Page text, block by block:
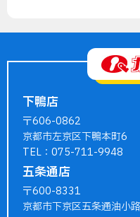
下鴨店
〒606-0862
京都市左京区下鴨本町6
TEL：075-711-9948
五条通店
〒600-8331
京都市下京区五条通油小